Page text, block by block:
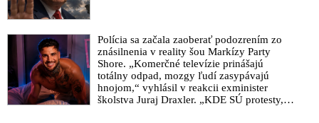
Polícia sa začala zaoberať podozrením zo
znásilnenia v reality šou Markízy Party
Shore. „Komerčné televízie prinášajú
totálny odpad, mozgy ľudí zasypávajú
hnojom,“ vyhlásil v reakcii exminister
školstva Juraj Draxler. „KDE SÚ protesty,